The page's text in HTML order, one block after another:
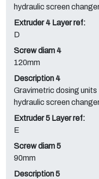
hydraulic screen
Extruder 4 Layer ref:
D
Screw diam 4
120mm
Description 4
Gravimetric dosing
hydraulic screen
Extruder 5 Layer ref:
E
Screw diam 5
90mm
Description 5